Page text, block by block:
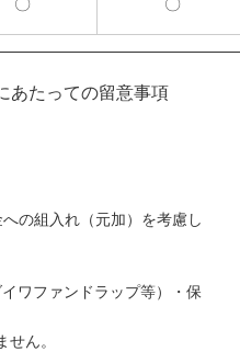
可
可
あたっての留意事項
の組入れ（元加）を考慮し
ワファンドラップ等）・保
ん。